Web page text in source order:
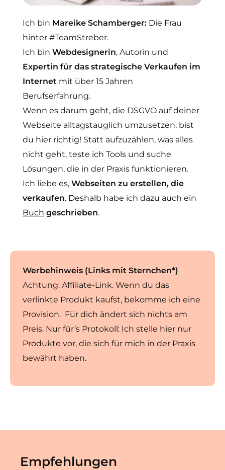
Ich bin Mareike Schamberger: Die Frau
hinter #TeamStreber.
Ich bin Webdesignerin, Autorin und
Expertin für das strategische Verkaufen im
Internet mit über 15 Jahren
Berufserfahrung.
Wenn es darum geht, die DSGVO auf deiner
Webseite alltagstauglich umzusetzen, bist
du hier richtig! Statt aufzuzählen, was alles
nicht geht, teste ich Tools und suche
Lösungen, die in der Praxis funktionieren.
Ich liebe es, Webseiten zu erstellen, die
verkaufen. Deshalb habe ich dazu auch ein
Buch geschrieben.
Werbehinweis (Links mit Sternchen*)
Achtung: Affiliate-Link. Wenn du das
verlinkte Produkt kaufst, bekomme ich eine
Provision. Für dich ändert sich nichts am
Preis. Nur für’s Protokoll: Ich stelle hier nur
Produkte vor, die sich für mich in der Praxis
bewährt haben.
Empfehlungen